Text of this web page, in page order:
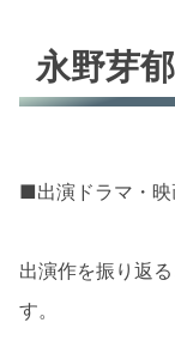
永野芽
■出演ドラマ・
出演作を振り返
す。